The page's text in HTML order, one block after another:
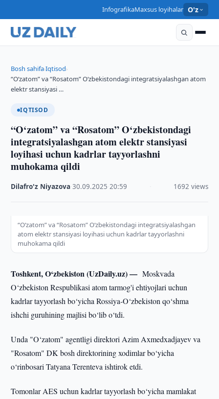
InfografikaMaxsus loyihalar O'z
Bosh sahifa›Iqtisod›
“O‘zatom” va “Rosatom” O‘zbekistondagi integratsiyalashgan atom
elektr stansiyasi …
IQTISOD
“O‘zatom” va “Rosatom” O‘zbekistondagi
integratsiyalashgan atom elektr stansiyasi
loyihasi uchun kadrlar tayyorlashni
muhokama qildi
Dilafro'z Niyazova ·30.09.2025 ·20:59 1692 views
“O‘zatom” va “Rosatom” O‘zbekistondagi integratsiyalashgan
atom elektr stansiyasi loyihasi uchun kadrlar tayyorlashni
muhokama qildi
Toshkent, O‘zbekiston (UzDaily.uz) —Moskvada
O‘zbekiston Respublikasi atom tarmog'i ehtiyojlari uchun
kadrlar tayyorlash bo‘yicha Rossiya-O‘zbekiston qo‘shma
ishchi guruhining majlisi bo‘lib o‘tdi.
Unda "O‘zatom" agentligi direktori Azim Axmedxadjayev va
"Rosatom" DK bosh direktorining xodimlar bo‘yicha
o‘rinbosari Tatyana Terenteva ishtirok etdi.
Tomonlar AES uchun kadrlar tayyorlash bo‘yicha mamlakat